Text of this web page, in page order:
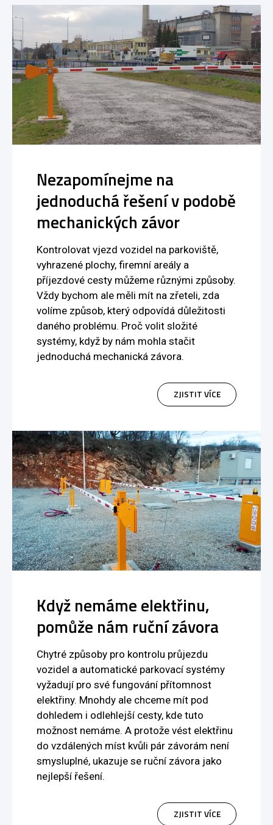
Nezapomínejme na
jednoduchá řešení v podobě
mechanických závor
Kontrolovat vjezd vozidel na parkoviště,
vyhrazené plochy, firemní areály a
příjezdové cesty můžeme různými způsoby.
Vždy bychom ale měli mít na zřeteli, zda
volíme způsob, který odpovídá důležitosti
daného problému. Proč volit složité
systémy, když by nám mohla stačit
jednoduchá mechanická závora.
ZJISTIT VÍCE
Když nemáme elektřinu,
pomůže nám ruční závora
Chytré způsoby pro kontrolu průjezdu
vozidel a automatické parkovací systémy
vyžadují pro své fungování přítomnost
elektřiny. Mnohdy ale chceme mít pod
dohledem i odlehlejší cesty, kde tuto
možnost nemáme. A protože vést elektřinu
do vzdálených míst kvůli pár závorám není
smysluplné, ukazuje se ruční závora jako
nejlepší řešení.
ZJISTIT VÍCE